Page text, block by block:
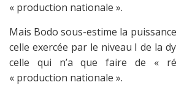
« production nationale ».
Mais Bodo sous-estime la
celle exercée par le niveau I de la
celle qui n’a que faire de «
« production nationale ».